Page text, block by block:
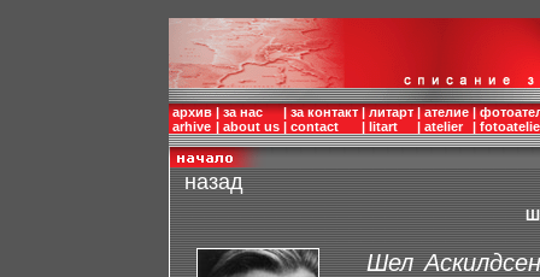
архив
arhive
|
|
за нас
about us
|
|
за контакт
contact
|
|
литарт
litart
|
|
ателие
atelier
|
|
назад
Шел Аскилдсен